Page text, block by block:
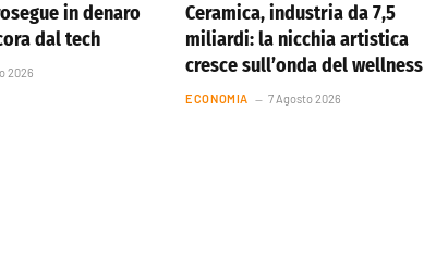
in denaro
dal tech
2026
Ceramica, industria da 7,5
miliardi: la nicchia artistica
cresce sull’onda del wellness
ECONOMIA 7 Agosto 2026